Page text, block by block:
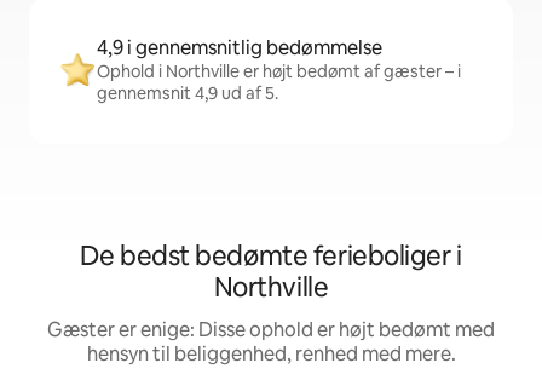
4,9 i gennemsnitlig bedømmelse
Ophold i Northville er højt bedømt af gæster – i
gennemsnit 4,9 ud af 5.
De bedst bedømte ferieboliger i
Northville
Gæster er enige: Disse ophold er højt bedømt med
hensyn til beliggenhed, renhed med mere.